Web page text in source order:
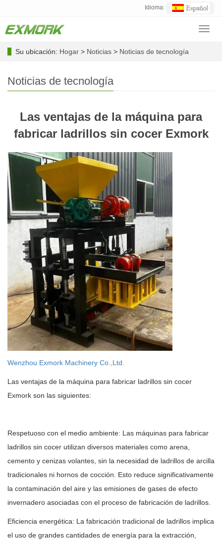
Idioma:
Su ubicación: Hogar > Noticias > Noticias de tecnología
Noticias de tecnología
Las ventajas de la máquina para
fabricar ladrillos sin cocer Exmork
Wenzhou Exmork Machinery Co.,Ltd.
Las ventajas de la máquina para fabricar ladrillos sin cocer
Exmork son las siguientes:
Respetuoso con el medio ambiente: Las máquinas para fabricar
ladrillos sin cocer utilizan diversos materiales como arena,
cemento y cenizas volantes, sin la necesidad de ladrillos de arcilla
tradicionales ni hornos de cocción. Esto reduce significativamente
la contaminación del aire y las emisiones de gases de efecto
invernadero asociadas con el proceso de fabricación de ladrillos.
Eficiencia energética: La fabricación tradicional de ladrillos implica
el uso de grandes cantidades de energía para la extracción,